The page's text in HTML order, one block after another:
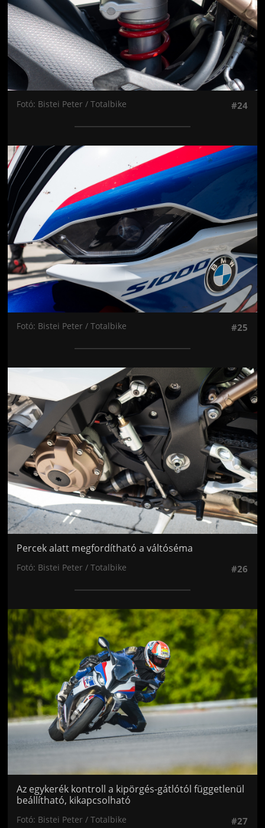
Fotó: Bistei Peter / Totalbike #24
Jön még kép!
Fotó: Bistei Peter / Totalbike #25
Jön még kép!
Percek alatt megfordítható a váltóséma
Fotó: Bistei Peter / Totalbike #26
Jön még kép!
Az egykerék kontroll a kipörgés-gátlótól függetlenül
beállítható, kikapcsolható
Fotó: Bistei Peter / Totalbike #27